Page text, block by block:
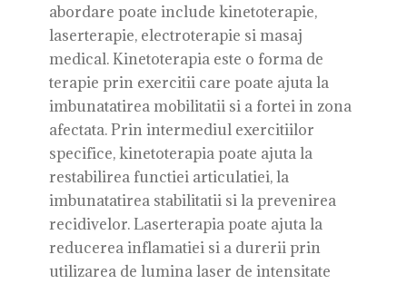
abordare poate include kinetoterapie,
laserterapie, electroterapie si masaj
medical. Kinetoterapia este o forma de
terapie prin exercitii care poate ajuta la
imbunatatirea mobilitatii si a fortei in zona
afectata. Prin intermediul exercitiilor
specifice, kinetoterapia poate ajuta la
restabilirea functiei articulatiei, la
imbunatatirea stabilitatii si la prevenirea
recidivelor. Laserterapia poate ajuta la
reducerea inflamatiei si a durerii prin
utilizarea de lumina laser de intensitate